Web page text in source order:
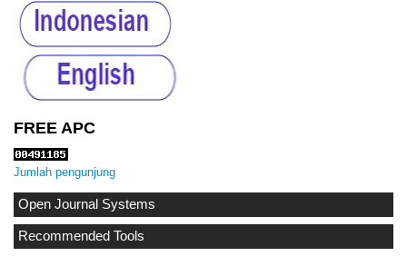
FREE APC
Jumlah pengunjung
Open Journal Systems
Recommended Tools